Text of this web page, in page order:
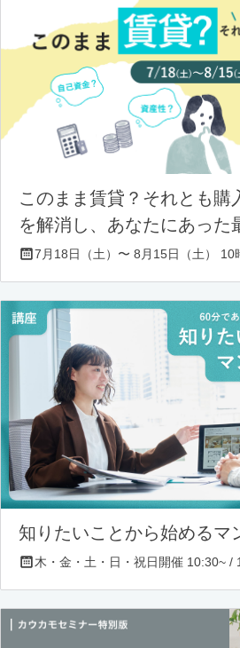
このまま賃貸？それとも購
を解消し、あなたにあった
7月18日（土）〜 8月15日（土） 10
知りたいことから始めるマ